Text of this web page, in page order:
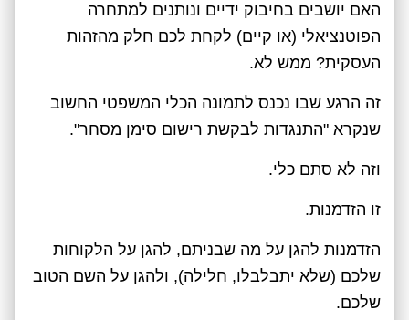
האם יושבים בחיבוק ידיים ונותנים למתחרה
הפוטנציאלי (או קיים) לקחת לכם חלק מהזהות
העסקית? ממש לא.
זה הרגע שבו נכנס לתמונה הכלי המשפטי החשוב
שנקרא "התנגדות לבקשת רישום סימן מסחר".
וזה לא סתם כלי.
זו הזדמנות.
הזדמנות להגן על מה שבניתם, להגן על הלקוחות
שלכם (שלא יתבלבלו, חלילה), ולהגן על השם הטוב
שלכם.